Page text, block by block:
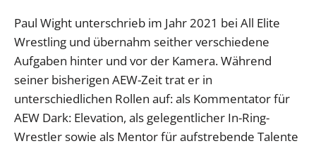
Paul Wight unterschrieb im Jahr 2021 bei All Elite
Wrestling und übernahm seither verschiedene
Aufgaben hinter und vor der Kamera. Während
seiner bisherigen AEW-Zeit trat er in
unterschiedlichen Rollen auf: als Kommentator für
AEW Dark: Elevation, als gelegentlicher In-Ring-
Wrestler sowie als Mentor für aufstrebende Talente